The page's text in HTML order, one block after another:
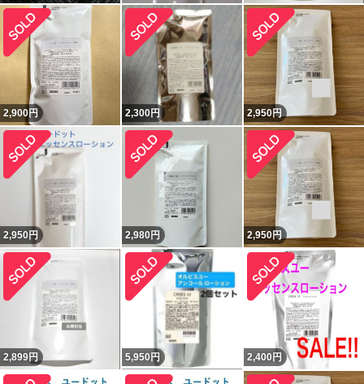
2,900円 2,300円 2,950円
2,950円 2,980円 2,950円
2,899円 5,950 円 2,400 円